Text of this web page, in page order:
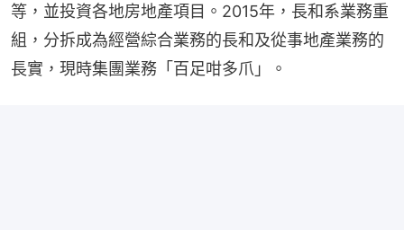
等，並投資各地房地產項目。2015年，長和系業務重
組，分拆成為經營綜合業務的長和及從事地產業務的
長實，現時集團業務「百足咁多爪」。